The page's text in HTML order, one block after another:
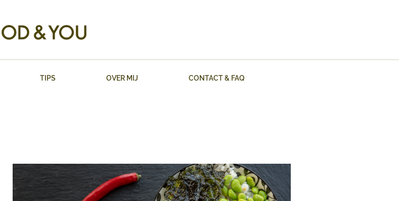
TIPS OVER MIJ CONTACT & FAQ